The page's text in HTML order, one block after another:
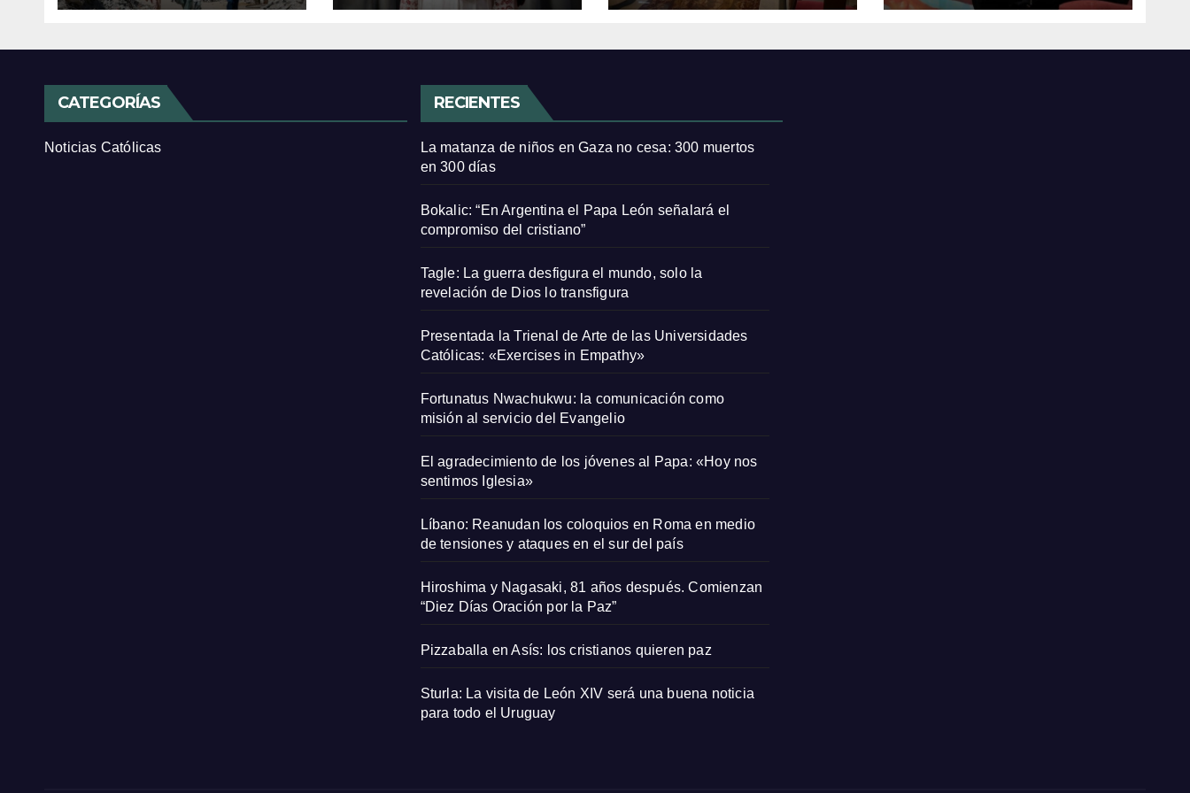
CATEGORÍAS
Noticias Católicas
RECIENTES
La matanza de niños en Gaza no cesa: 300 muertos
en 300 días
Bokalic: “En Argentina el Papa León señalará el
compromiso del cristiano”
Tagle: La guerra desfigura el mundo, solo la
revelación de Dios lo transfigura
Presentada la Trienal de Arte de las Universidades
Católicas: «Exercises in Empathy»
Fortunatus Nwachukwu: la comunicación como
misión al servicio del Evangelio
El agradecimiento de los jóvenes al Papa: «Hoy nos
sentimos Iglesia»
Líbano: Reanudan los coloquios en Roma en medio
de tensiones y ataques en el sur del país
Hiroshima y Nagasaki, 81 años después. Comienzan
“Diez Días Oración por la Paz”
Pizzaballa en Asís: los cristianos quieren paz
Sturla: La visita de León XIV será una buena noticia
para todo el Uruguay